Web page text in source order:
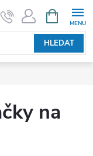
HLEDAT
NÁKUPNÍ
KOŠÍK
na